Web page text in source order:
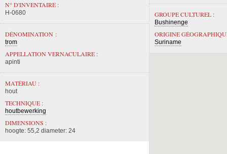
N° D'INVENTAIRE :
H-0680
DÉNOMINATION :
trom
APPELLATION VERNACULAIRE :
apinti
MATÉRIAU :
hout
TECHNIQUE :
houtbewerking
DIMENSIONS :
hoogte: 55,2 diameter: 24
GROUPE CULTUREL :
Bushinenge
ORIGINE
Suriname